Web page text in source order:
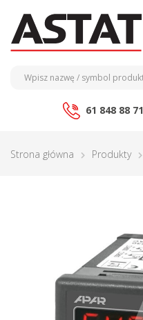
61 848 88 71
Strona główna Produkty